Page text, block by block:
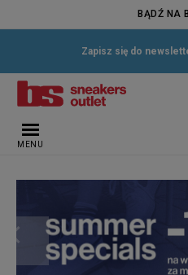
BĄDŹ NA
Zapisz się do
MENU